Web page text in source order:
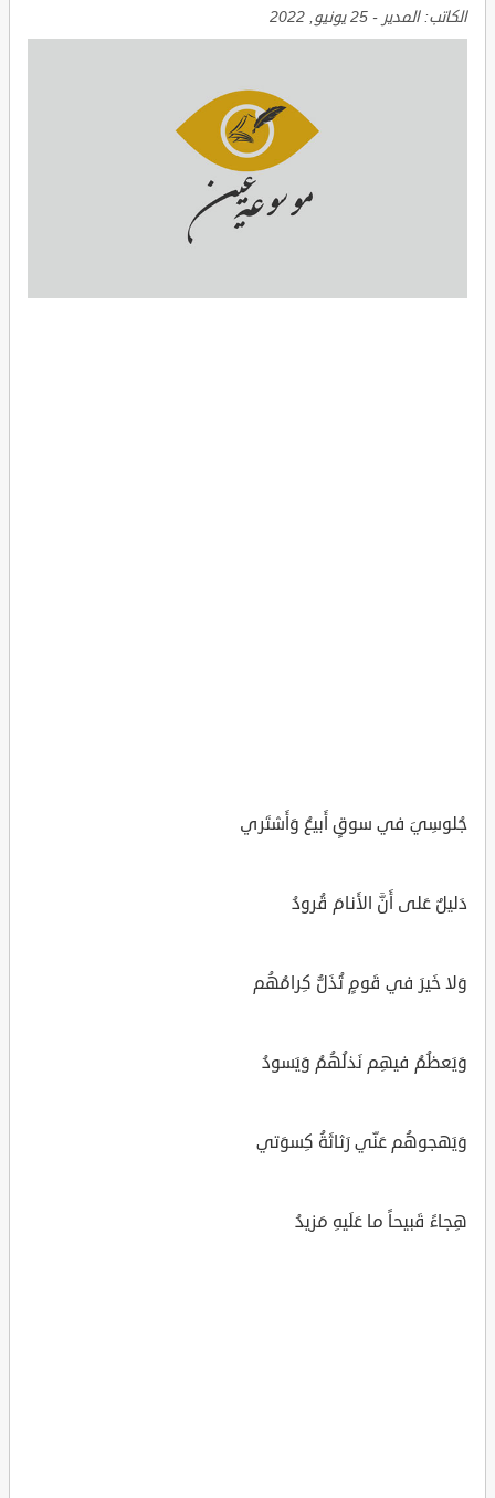
الكاتب:المدير - 25 يونيو, 2022
جُلوسِيَ في سوقٍ أَبيعُ وَأَشتَري
دَليلٌ عَلى أَنَّ الأَنامَ قُرودُ
وَلا خَيرَ في قَومٍ تُذَلُّ كِرامُهُم
وَيَعظُمُ فيهِم نَذلُهُمُ وَيَسودُ
وَيَهجوهُم عَنّي رَثاثَةُ كِسوَتي
هِجاءً قَبيحاً ما عَلَيهِ مَزيدُ